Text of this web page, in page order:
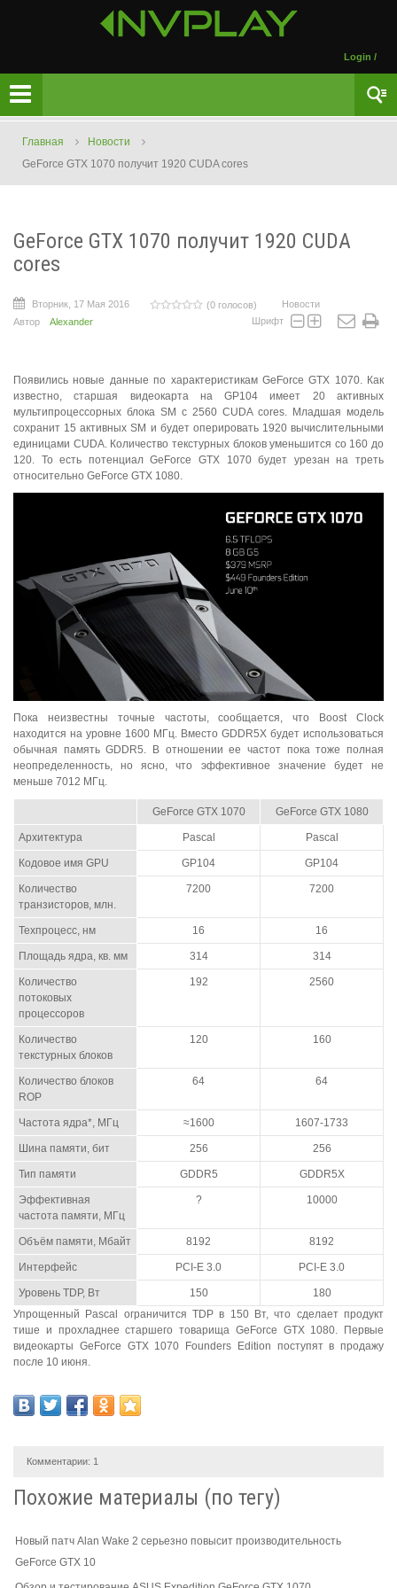
Login /
Главная
Новости
GeForce GTX 1070 получит 1920 CUDA cores
GeForce GTX 1070 получит 1920 CUDA
cores
Вторник, 17 Мая 2016 (0 голосов)
Новости
Автор
Alexander Шрифт
Появились новые данные по характеристикам GeForce GTX 1070. Как
известно, старшая видеокарта на GP104 имеет 20 активных
мультипроцессорных блока SM с 2560 CUDA cores. Младшая модель
сохранит 15 активных SM и будет оперировать 1920 вычислительными
единицами CUDA. Количество текстурных блоков уменьшится со 160 до
120. То есть потенциал GeForce GTX 1070 будет урезан на треть
относительно GeForce GTX 1080.
Пока неизвестны точные частоты, сообщается, что Boost Clock
находится на уровне 1600 МГц. Вместо GDDR5X будет использоваться
обычная память GDDR5. В отношении ее частот пока тоже полная
неопределенность, но ясно, что эффективное значение будет не
меньше 7012 МГц.
GeForce GTX 1070 GeForce GTX 1080
Архитектура Pascal Pascal
Кодовое имя GPU GP104 GP104
Количество
транзисторов, млн.
7200 7200
Техпроцесс, нм 16 16
Площадь ядра, кв. мм 314 314
Количество
потоковых
процессоров
192 2560
Количество
текстурных блоков
120 160
Количество блоков
ROP
64 64
Частота ядра*, МГц ≈1600 1607-1733
Шина памяти, бит 256 256
Тип памяти GDDR5 GDDR5X
Эффективная
частота памяти, МГц
? 10000
Объём памяти, Мбайт 8192 8192
Интерфейс PCI-E 3.0 PCI-E 3.0
Уровень TDP, Вт 150
180
Упрощенный Pascal ограничится TDP в 150 Вт, что сделает продукт
тише и прохладнее старшего товарища GeForce GTX 1080. Первые
видеокарты GeForce GTX 1070 Founders Edition поступят в продажу
после 10 июня.
Комментарии: 1
Похожие материалы (по тегу)
Новый патч Alan Wake 2 серьезно повысит производительность
GeForce GTX 10